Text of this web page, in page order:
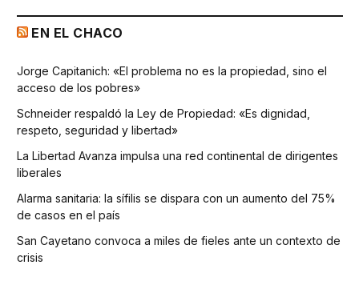
EN EL CHACO
Jorge Capitanich: «El problema no es la propiedad, sino el
acceso de los pobres»
Schneider respaldó la Ley de Propiedad: «Es dignidad,
respeto, seguridad y libertad»
La Libertad Avanza impulsa una red continental de dirigentes
liberales
Alarma sanitaria: la sífilis se dispara con un aumento del 75%
de casos en el país
San Cayetano convoca a miles de fieles ante un contexto de
crisis